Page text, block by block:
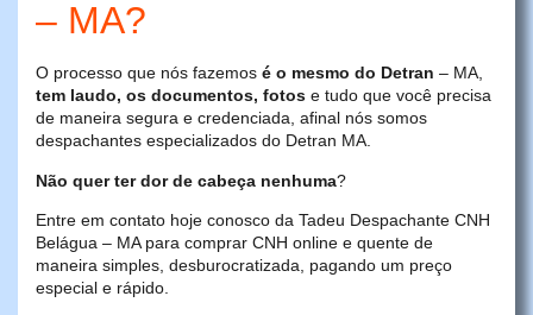
– MA?
O processo que nós fazemos é o mesmo do Detran – MA,
tem laudo, os documentos, fotos e tudo que você precisa
de maneira segura e credenciada, afinal nós somos
despachantes especializados do Detran MA.
Não quer ter dor de cabeça nenhuma?
Entre em contato hoje conosco da Tadeu Despachante CNH
Belágua – MA para comprar CNH online e quente de
maneira simples, desburocratizada, pagando um preço
especial e rápido.